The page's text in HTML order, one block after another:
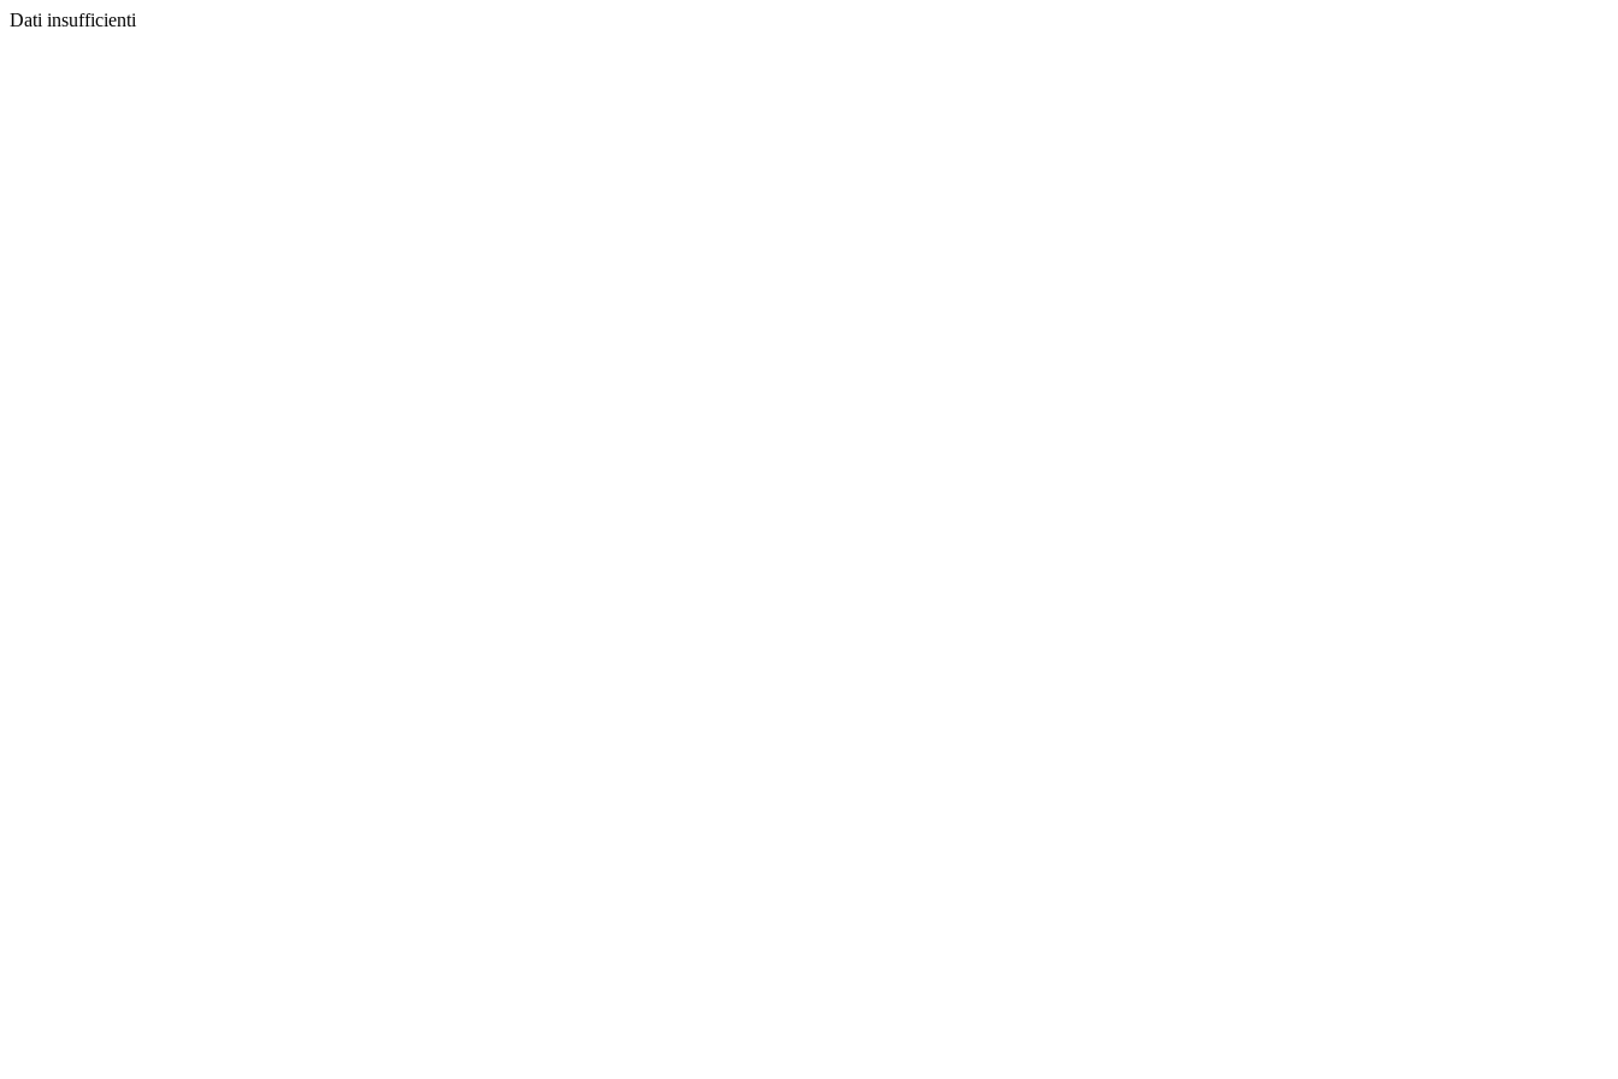
Dati insufficienti